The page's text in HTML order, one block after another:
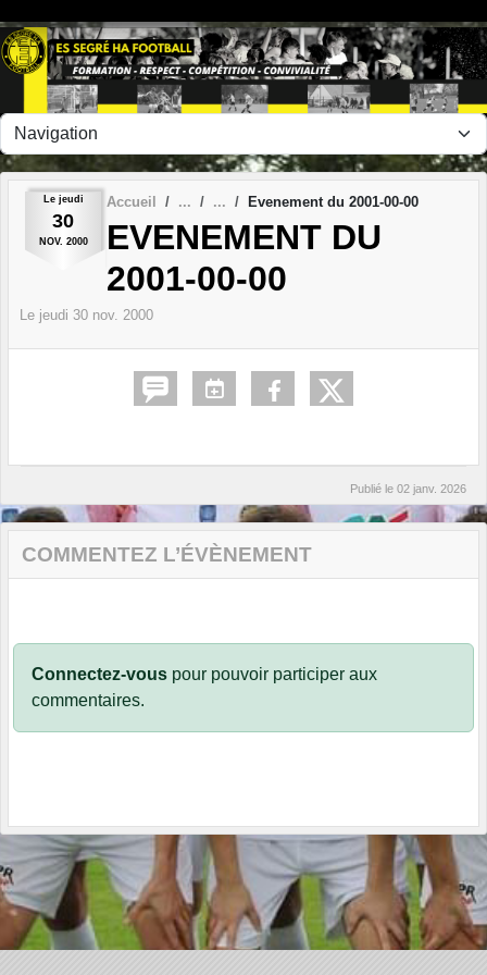
Le jeudi
30
NOV. 2000
Accueil Evenement du 2001-00-00
EVENEMENT DU
2001-00-00
Le jeudi 30 nov. 2000
Publié le 02 janv. 2026
COMMENTEZ L’ÉVÈNEMENT
Connectez-vous pour pouvoir participer aux
commentaires.